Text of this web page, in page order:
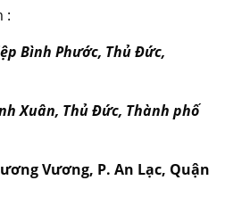
:
Bình Phước, Thủ Đức,
Xuân, Thủ Đức, Thành phố
Vương, P. An Lạc, Quận